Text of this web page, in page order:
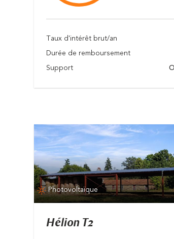
Taux d'intérêt brut/an
Durée de remboursement
Support
Photovoltaïque
Hélion T2